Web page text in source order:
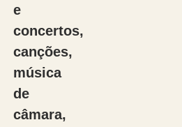
e
concertos,
canções,
música
de
câmara,